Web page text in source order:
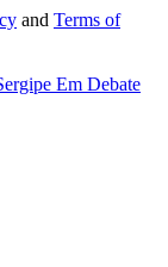
and Terms of